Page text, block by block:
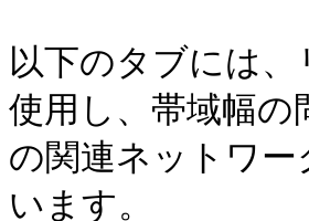
以下のタブには
使用し、帯域幅の
の関連ネットワ
います。